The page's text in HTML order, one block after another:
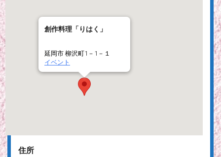
創作料理「りはく」
延岡市 柳沢町1－1－１
イベント
住所